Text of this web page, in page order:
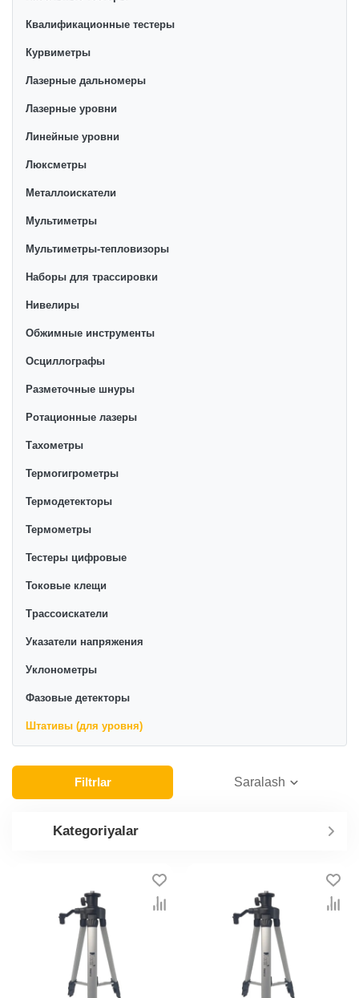
Квалификационные тестеры
Курвиметры
Лазерные дальномеры
Лазерные уровни
Линейные уровни
Люксметры
Металлоискатели
Мультиметры
Мультиметры-тепловизоры
Наборы для трассировки
Нивелиры
Обжимные инструменты
Осциллографы
Разметочные шнуры
Ротационные лазеры
Тахометры
Термогигрометры
Термодетекторы
Термометры
Тестеры цифровые
Токовые клещи
Трассоискатели
Указатели напряжения
Уклонометры
Фазовые детекторы
Штативы (для уровня)
Filtrlar Saralash
Kategoriyalar